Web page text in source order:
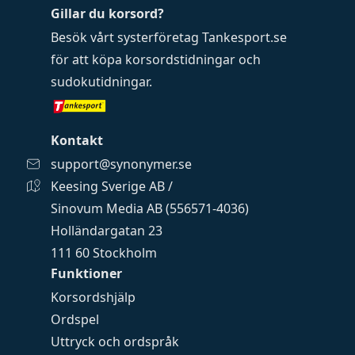
Funktioner
Korsordshjälp
Ordspel
Uttryck och ordspråk
Gillar du korsord?
Besök vårt systerföretag Tankesport.se
för att köpa korsordstidningar och
sudokutidningar.
Kontakt
support@synonymer.se
Keesing Sverige AB /
Sinovum Media AB (556571-4036)
Holländargatan 23
111 60 Stockholm